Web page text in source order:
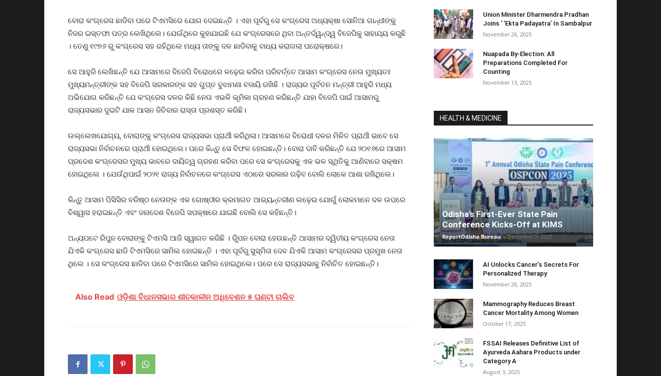
ବୋରା କଂଗ୍ରେସ ଛାଡିବା ପରେ ଟିଏମସିରେ ଯୋଗ ଦେଇଛନ୍ତି । ଏହା ପୂର୍ବରୁ ସେ କଂଗ୍ରେସ ଅଧ୍ୟକ୍ଷା ସୋନିଆ ଗାନ୍ଧୀଙ୍କୁ
ନିଜର ଇସ୍ତଫା ପତ୍ର ଲେଖିଥିଲେ। ଯେଉଁଥିରେ କୁହାଯାଇଛି ଯେ କଂଗ୍ରେସରେ ଥିବା ଅନ୍ତର୍ଦ୍ୱନ୍ଦ୍ୱ ବିଜେପିକୁ ସାହାଯ୍ୟ କରୁଛି
। ତେଣୁ ୧୯୭୬ ରୁ କଂଗ୍ରେସ ସହ ରହିଥିଲେ ମଧ୍ୟ ତାଙ୍କୁ ଦଳ ଛାଡିବାକୁ ବାଧ୍ୟ କରାଗଲା ପରୋକ୍ଷରେ।
ସେ ଆହୁରି ଲେଖିଛନ୍ତି ଯେ ଆସାମରେ ବିଜେପି ବିରୋଧରେ ଳଢ଼େଇ କରିବା ପରିବର୍ତ୍ତେ ଆସାମ କଂଗ୍ରେସ ନେତା ମୁଖ୍ୟତଃ
ମୁଖ୍ୟମନ୍ତ୍ରୀଙ୍କ ସହ ବିଜେପି ସରକାରଙ୍କ ସହ ଗୁପ୍ତ ବୁଝାମଣା ବଜାୟି ରଖିଛି । ରାଜ୍ୟର ପୂର୍ବତନ ମନ୍ତ୍ରୀ ଆହୁରି ମଧ୍ୟ
ଅଭିଯୋଗ କରିଛନ୍ତି ଯେ କଂଗ୍ରେସ ଦଳର କିଛି ନେତା ଏଭଳି ଭୂମିକା ଗ୍ରହଣ କରିଛନ୍ତି ଯାହା ବିଜେପି ପାଇଁ ଆସାମରୁ
ରାଜ୍ୟସଭାର ଦୁଇଟି ଯାକ ଆସନ ଜିତିବାର ରାସ୍ତା ପ୍ରଶସ୍ତ କରିଛି।
ଉଲ୍ଲେଖଯୋଗ୍ୟ, ବୋରାଙ୍କୁ କଂଗ୍ରେସ ରାଜ୍ୟସଭା ପ୍ରାର୍ଥୀ କରିଥିଲା। ଆସାମରେ ବିରୋଧୀ ଦଳର ମିଳିତ ପ୍ରାର୍ଥୀ ଭାବେ ସେ
ରାଜ୍ୟସଭା ନିର୍ବାଚନରେ ପ୍ରାର୍ଥୀ ହୋଇଥିଲେ। ପରେ କିନ୍ତୁ ସେ ବିଫଳ ହୋଇଛନ୍ତି। ବୋରା ଦାବି କରିଛନ୍ତି ଯେ ୨୦୧୬ରେ ଆସାମ
ପ୍ରଦେଶ କଂଗ୍ରେସର ମୁଖ୍ୟ ଭାବରେ ଦାୟିତ୍ୱ ଗ୍ରହଣ କରିବା ପରେ ସେ କଂଗ୍ରେସକୁ ଏକ ଭଳ ସ୍ଥିତିକୁ ଆଣିବାରେ ସକ୍ଷମ
ହୋଇଥିଲେ । ଯେଉଁଥିପାଇଁ ୨୦୨୧ ରାଜ୍ୟ ନିର୍ବାଚନରେ କଂଗ୍ରେସ ଏଠାରେ ସରକାର ଗଢ଼ିବ ବୋଲି ଲୋକେ ଆଶା ରଖିଥିଲେ।
କିନ୍ତୁ ଆସାମ ପିସିସିର ବରିଷ୍ଠ ନେତାଙ୍କ ଏକ ଗୋଷ୍ଠୀର କ୍ରମାଗତ ଆଭ୍ୟନ୍ତରୀଣ ଲଢ଼େଇ ଯୋଗୁଁ ଲୋକମାନେ ଦଳ ଉପରେ
ବିଶ୍ୱାସ ହରାଇଛନ୍ତି ଏବଂ ଜନାଦେଶ ବିଜେପି ସପକ୍ଷରେ ଯାଇଛି ବୋଲି ସେ କହିଛନ୍ତି।
ଅନ୍ୟପଟେ ରିପୁନ ବୋରାଙ୍କୁ ଟିଏମସି ଆଜି ସ୍ୱାଗତ କରିଛି । ରିୁପନ ବୋରା ହେଉଛନ୍ତି ଆସାମର ଦ୍ୱିତୀୟ କଂଗ୍ରେସ ନେତା
ଯିଏକି କଂଗ୍ରେସ ଛାଡି ଟିଏମସିରେ ସାମିଲ ହୋଇଛନ୍ତି । ଏହା ପୂର୍ବରୁ ସୁସ୍ମିତା ଦେବ ଯିଏକି ଆସାମ କଂଗ୍ରେସର ପ୍ରମୁଖ ନେତା
ଥିଲେ । ସେ କଂଗ୍ରେସ ଛାଡିବା ପରେ ଟିଏମସିରେ ସାମିଲ ହୋଇଥିଲେ। ପରେ ସେ ରାଜ୍ୟସଭାକୁ ନିର୍ବାଚିତ ହୋଇଛନ୍ତି।
Also Read ଓଡ଼ିଶା ବିଧାନସଭାର ଶୀତକାଳୀନ ଅଧିବେଶନ ୫ ଘଣ୍ଟା ଚାଲିବ
Union Minister Dharmendra Pradhan
Joins ‘ ‘Ekta Padayatra’ In Sambalpur
November 26, 2025
Nuapada By-Election: All
Preparations Completed For
Counting
November 13, 2025
HEALTH & MEDICINE
Odisha’s First-Ever State Pain
Conference Kicks-Off at KIMS
ReportOdisha Bureau - December 7, 2025
AI Unlocks Cancer’s Secrets For
Personalized Therapy
November 26, 2025
Mammography Reduces Breast
Cancer Mortality Among Women
October 17, 2025
FSSAI Releases Definitive List of
Ayurveda Aahara Products under
Category A
August 3, 2025